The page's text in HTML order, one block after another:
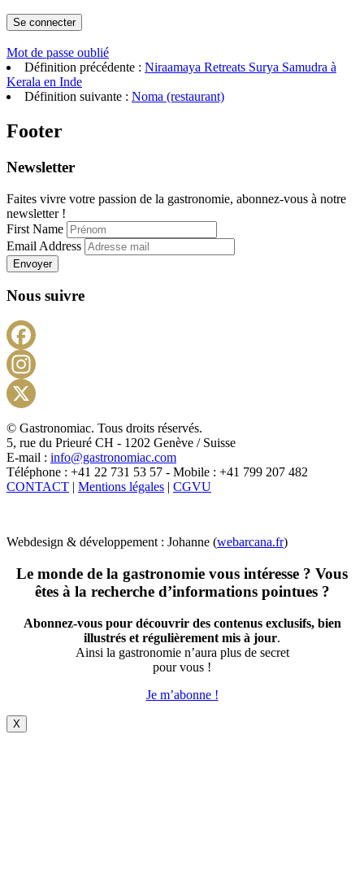
Mot de passe oublié
Définition précédente : Niraamaya Retreats Surya Samudra à
Kerala en Inde
Définition suivante : Noma (restaurant)
Footer
Newsletter
Faites vivre votre passion de la gastronomie, abonnez-vous à notre
newsletter !
First Name
Email Address
Envoyer
Nous suivre
X
© Gastronomiac. Tous droits réservés.
5, rue du Prieuré CH - 1202 Genève / Suisse
E-mail : info@gastronomiac.com
Téléphone : +41 22 731 53 57 - Mobile : +41 799 207 482
CONTACT | Mentions légales | CGVU
Webdesign & développement : Johanne (webarcana.fr)
Le monde de la gastronomie vous intéresse ? Vous
êtes à la recherche d’informations pointues ?
Abonnez-vous pour découvrir des contenus exclusifs, bien
illustrés et régulièrement mis à jour.
Ainsi la gastronomie n’aura plus de secret
pour vous !
Je m’abonne !
X